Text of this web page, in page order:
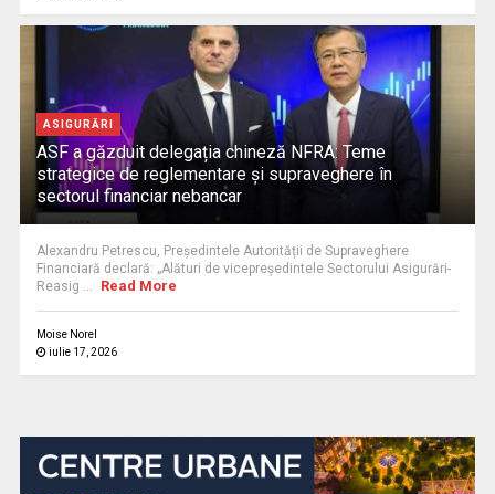
ASIGURĂRI
ASF a găzduit delegația chineză NFRA: Teme
strategice de reglementare și supraveghere în
sectorul financiar nebancar
Alexandru Petrescu, Președintele Autorității de Supraveghere
Financiară declară: „Alături de vicepreședintele Sectorului Asigurări-
Reasig ...
Read More
Moise Norel
iulie 17, 2026